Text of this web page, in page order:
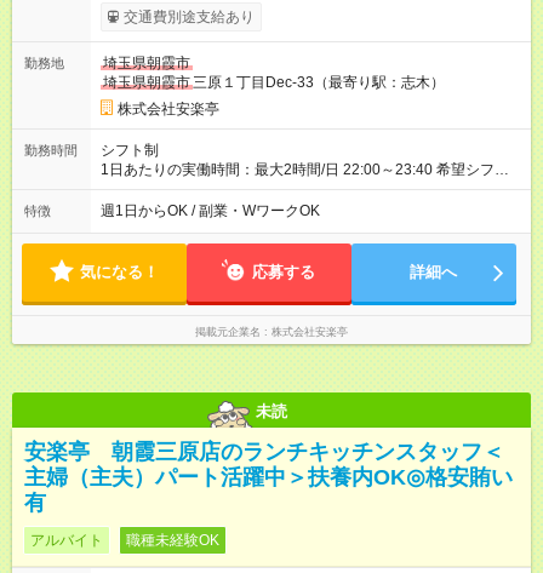
時給1150円 【試用期間】試用期間あり 試用期間の長さ：12ヶ
月 雇用形態、給与は本採用時と同じです。 ※最大12ヶ月の間
交通費別途支給あり
勤務地
埼玉県朝霞市
埼玉県朝霞市三原１丁目Dec-33（最寄り駅：志木）
株式会社安楽亭
勤務時間
シフト制
1日あたりの実働時間：最大2時間/日 22:00～23:40 希望シフト
制！ 週1日～・1日3時間～OK！ ※18歳未満・高校生は21:30ま
での勤務 ＊短時間OK！学業と両立◎ ＊週4日以上のしっかり勤
暇の予定に合わせてのシフト相談も可能！
特徴 週1日からOK / 副業・WワークOK
気になる！ 応募する 詳細へ
掲載元企業名 株式会社安楽亭
未読
安楽亭 朝霞三原店のランチキッチンスタッフ＜
主婦（主夫）パート活躍中＞扶養内OK◎格安賄い
有
アルバイト 職種未経験OK